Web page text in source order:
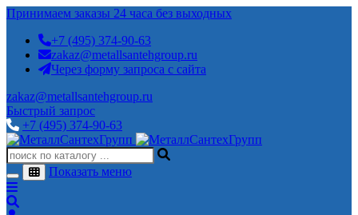
Принимаем заказы 24 часа без выходных
+7 (495) 374-90-63
zakaz@metallsantehgroup.ru
Через форму запроса с сайта
zakaz@metallsantehgroup.ru
Быстрый запрос
+7 (495) 374-90-63
Показать меню